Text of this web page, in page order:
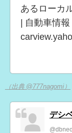
あるローカ
| 自動車情
（出典 @777nagomi）
デシ